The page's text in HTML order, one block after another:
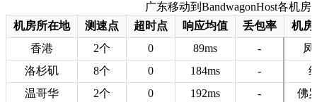
广东移动到BandwagonHost各机房
机房所在地
测速点 超时点 响应均值 丢包率
机房
香港
2个 0 89ms -
洛杉矶
8个 0 184ms -
温哥华
2个 0 192ms - 佛